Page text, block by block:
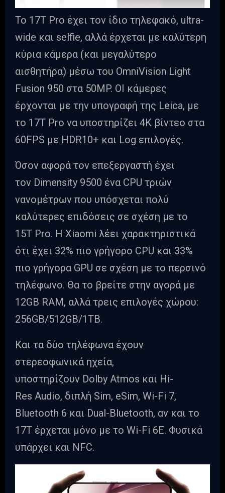
Το 17T Pro έχει τον ίδιο τηλεφακό, ultra-
wide και selfie, αλλά έρχεται με καλύτερη
κύρια κάμερα (και μεγαλύτερο
αισθητήρα) μέσω του OmniVision Light
Fusion 950 στα 50MP. ΟΙ κάμερες
έρχονται με την υπογραφή της Leica, με
το 17T Pro να υποστηρίζει 4K βίντεο στα
60FPS με HDR10+ και Log επιλογές.
Όσον αφορά τον επεξεργαστή έχει
τον Dimensity 9500 ένα CPU τριών
νανομέτρων που υπόσχεται πολύ
καλύτερες επιδόσεις σε σχέση με το
15T Pro. Η Xiaomi λέει χαρακτηριστικά
ότι έχει 32% πιο γρήγορο CPU και 33%
πιο γρήγορα GPU σε σχέση με το περσινό
τηλέφωνο. Θα το βρείτε στην αγορά με
12GB RAM, αλλά τρεις επιλογές χώρου:
256GB/512GB/1TB.
Και τα δύο τηλέφωνα έχουν
στερεοφωνικά ηχεία,
υποστηρίζουν Dolby Atmos και Hi-
Res Audio, διπλή Sim, eSim, Wi-Fi 7,
Bluetooth 6 και Dual-Bluetooth, αν και το
17T έρχεται μόνο με το Wi-Fi 6E. Φυσικά
υπάρχει και NFC.